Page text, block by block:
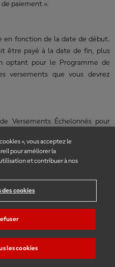
paiement ».
en fonction de la date de début.
être payé à la date de fin, plus
optant pour le Programme de
versements que vous devrez
Versements Échelonnés pour
le compte correspondant à la
et à à intervalles prédéfinis.
en versements du même
la date de fin par l’intermédiaire
client.
facturé et débité lors de
varient de 5 à 7 % du
montant des frais dépend du
», vous acceptez le
pour améliorer la
et contribuer à nos
des cookies
les cookies